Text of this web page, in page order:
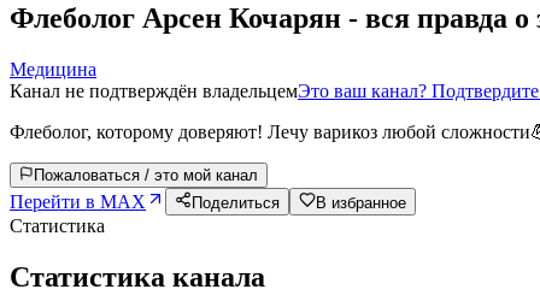
Флеболог Арсен Кочарян - вся правда о
Медицина
Канал не подтверждён владельцемЭто ваш канал?
Флеболог, которому доверяют! Лечу варикоз любой
Пожаловаться / это мой канал
Перейти в MAX Поделиться В избранное
Статистика
Статистика канала